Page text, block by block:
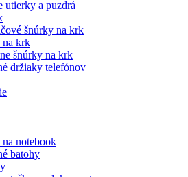
utierky a puzdrá
šnúrky na krk
na krk
šnúrky na krk
držiaky telefónov
notebook
batohy